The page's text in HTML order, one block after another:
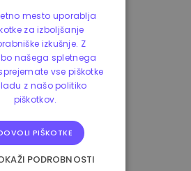
mesto uporablja
za izboljšanje
izkušnje. Z
našega spletnega
vse piškotke
z našo politiko
piškotkov.
PIŠKOTKE
PODROBNOSTI